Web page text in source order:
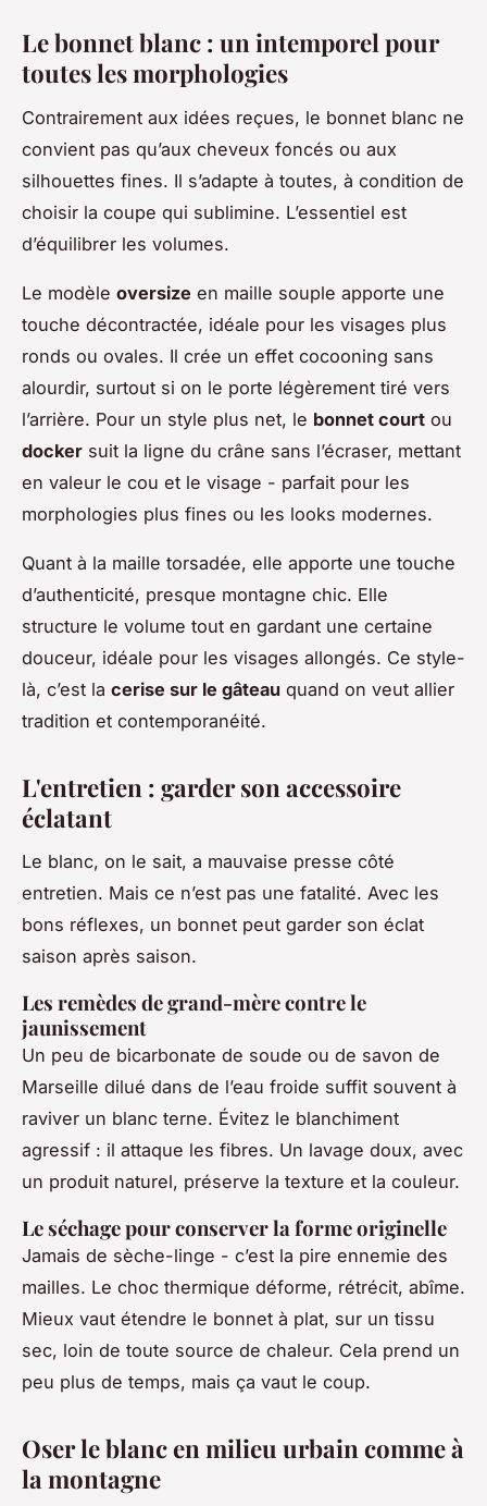
Le bonnet blanc : un intemporel pour
toutes les morphologies
Contrairement aux idées reçues, le bonnet blanc ne
convient pas qu’aux cheveux foncés ou aux
silhouettes fines. Il s’adapte à toutes, à condition de
choisir la coupe qui sublimine. L’essentiel est
d’équilibrer les volumes.
Le modèle oversize en maille souple apporte une
touche décontractée, idéale pour les visages plus
ronds ou ovales. Il crée un effet cocooning sans
alourdir, surtout si on le porte légèrement tiré vers
l’arrière. Pour un style plus net, le bonnet court ou
docker suit la ligne du crâne sans l’écraser, mettant
en valeur le cou et le visage - parfait pour les
morphologies plus fines ou les looks modernes.
Quant à la maille torsadée, elle apporte une touche
d’authenticité, presque montagne chic. Elle
structure le volume tout en gardant une certaine
douceur, idéale pour les visages allongés. Ce style-
là, c’est la cerise sur le gâteau quand on veut allier
tradition et contemporanéité.
L'entretien : garder son accessoire
éclatant
Le blanc, on le sait, a mauvaise presse côté
entretien. Mais ce n’est pas une fatalité. Avec les
bons réflexes, un bonnet peut garder son éclat
saison après saison.
Les remèdes de grand-mère contre le
jaunissement
Un peu de bicarbonate de soude ou de savon de
Marseille dilué dans de l’eau froide suffit souvent à
raviver un blanc terne. Évitez le blanchiment
agressif : il attaque les fibres. Un lavage doux, avec
un produit naturel, préserve la texture et la couleur.
Le séchage pour conserver la forme originelle
Jamais de sèche-linge - c’est la pire ennemie des
mailles. Le choc thermique déforme, rétrécit, abîme.
Mieux vaut étendre le bonnet à plat, sur un tissu
sec, loin de toute source de chaleur. Cela prend un
peu plus de temps, mais ça vaut le coup.
Oser le blanc en milieu urbain comme à
la montagne